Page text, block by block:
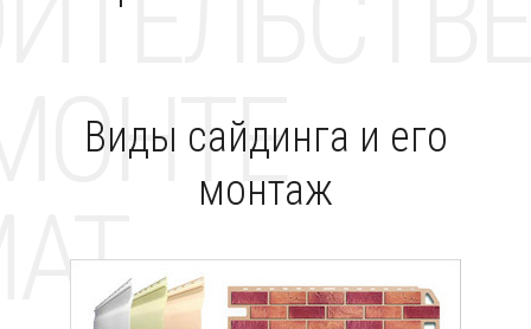
Виды сайдинга и его
монтаж